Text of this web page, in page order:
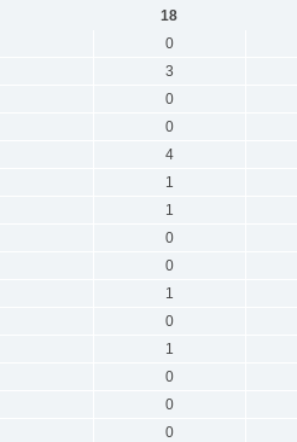
18
0
3
0
0
4
1
1
0
0
1
0
1
0
0
0